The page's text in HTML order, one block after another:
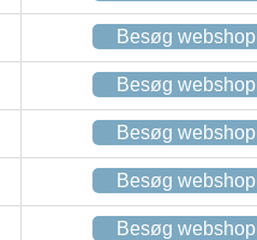
Besøg webshop
Besøg webshop
Besøg webshop
Besøg webshop
Besøg webshop